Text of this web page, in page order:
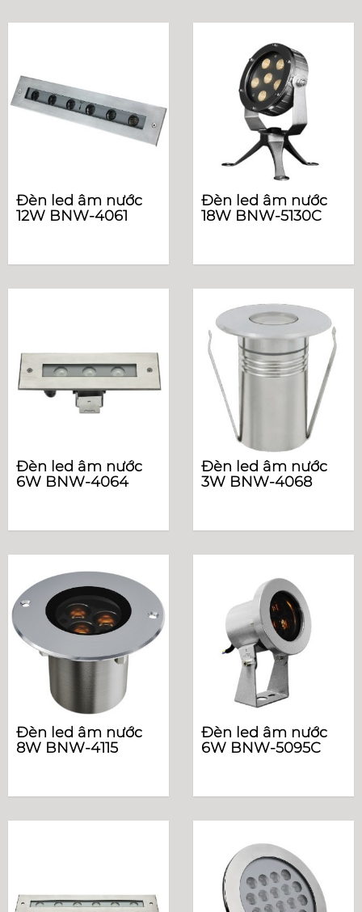
Đèn led âm nước
12W BNW-4061
Đèn led âm nước
18W BNW-5130C
Đèn led âm nước
6W BNW-4064
Đèn led âm nước
3W BNW-4068
Đèn led âm nước
8W BNW-4115
Đèn led âm nước
6W BNW-5095C